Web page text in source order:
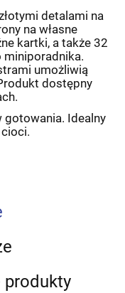
detalami na
na własne
kartki, a także 32
miniporadnika.
umożliwią
dostępny
gotowania. Idealny
produkty